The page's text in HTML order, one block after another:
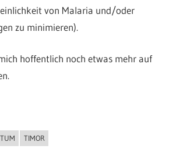
von Malaria und/oder
zu minimieren).
hoffentlich noch etwas mehr auf
TIMOR